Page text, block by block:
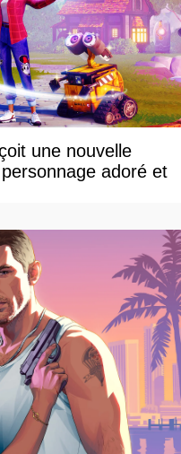
une nouvelle
adoré et